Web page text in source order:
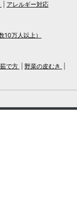
アレルギー対応
10万人以上）
で方
野菜の皮むき